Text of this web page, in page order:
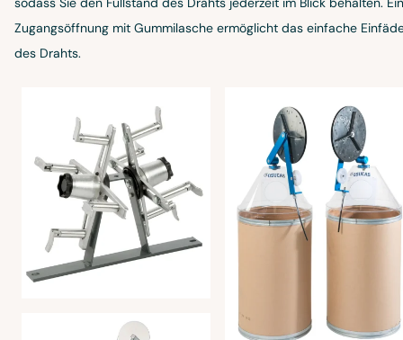
Zugangsöffnung mit Gummilasche ermöglicht das einfache
des Drahts.